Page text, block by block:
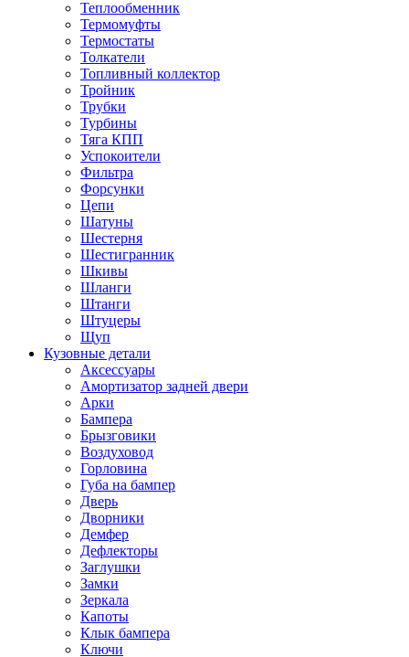
Теплообменник
Термомуфты
Термостаты
Толкатели
Топливный коллектор
Тройник
Трубки
Турбины
Тяга КПП
Успокоители
Фильтра
Форсунки
Цепи
Шатуны
Шестерня
Шестигранник
Шкивы
Шланги
Штанги
Штуцеры
Щуп
Кузовные детали
Аксессуары
Амортизатор задней двери
Арки
Бампера
Брызговики
Воздуховод
Горловина
Губа на бампер
Дверь
Дворники
Демфер
Дефлекторы
Заглушки
Замки
Зеркала
Капоты
Клык бампера
Ключи